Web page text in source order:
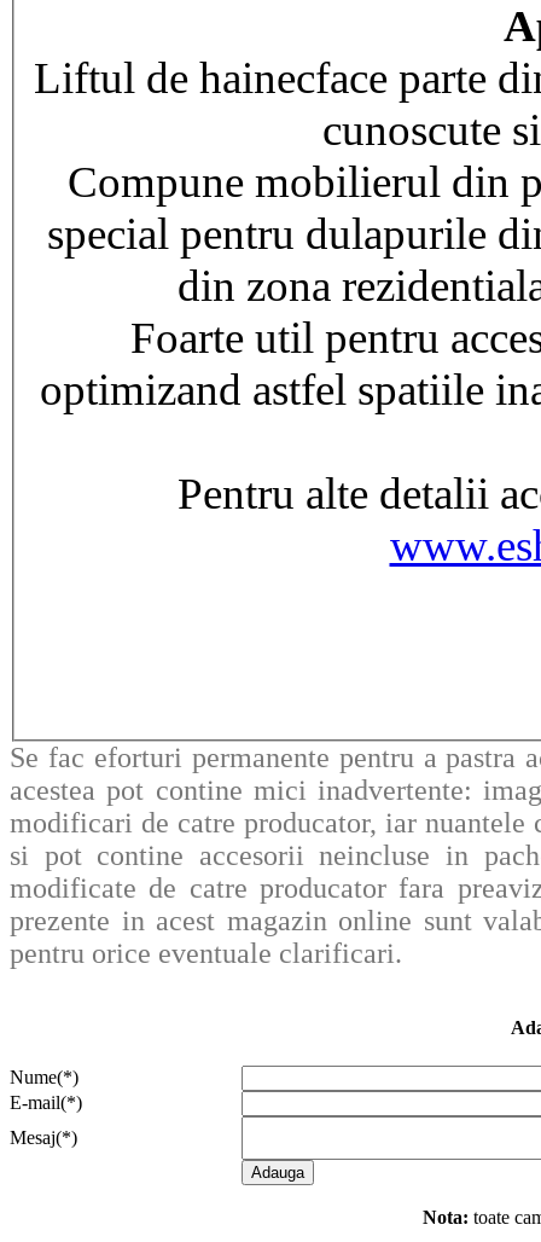
Liftul de hainecface parte
cunoscute
Compune mobilierul din
special pentru dulapurile
din zona
Foarte util pentru
optimizand astfel spatiile
Pentru alte detalii
Se fac eforturi permanente pentru a pastra
acestea pot contine mici inadvertente:
modificari de catre producator, iar
si pot contine accesorii neincluse in
modificate de catre producator fara
prezente in acest magazin online sunt
pentru orice eventuale clarificari.
Nume(*)
E-mail(*)
Mesaj(*)
Nota: toate